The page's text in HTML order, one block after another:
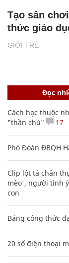
GIỚI TRẺ
Tạo sân
thức giáo
Đọc
Cách học thuộc
"thần chú"
17
Phó Đoàn ĐBQH
Clip lột tả chân
mèo', người tinh
con
Bảng công thức
20 số điện thoại